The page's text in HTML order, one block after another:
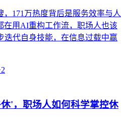
171万热度背后是服务效率与人
在用AI重构工作流，职场人也该
迭代自身技能，在信息过载中赢
2
'，职场人如何科学掌控休